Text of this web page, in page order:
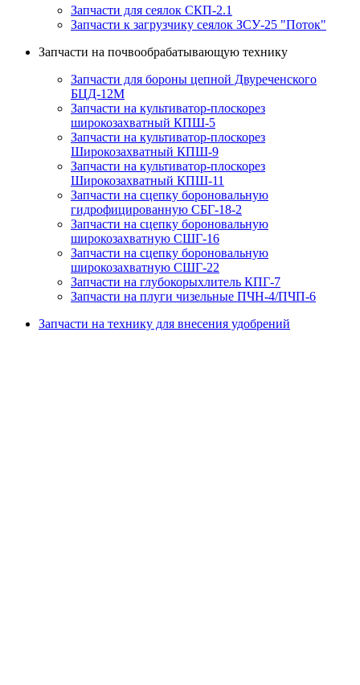
Запчасти для сеялок СКП-2.1
Запчасти к загрузчику сеялок ЗСУ-25 "Поток"
Запчасти на почвообрабатывающую технику
Запчасти для бороны цепной Двуреченского
БЦД-12М
Запчасти на культиватор-плоскорез
широкозахватный КПШ-5
Запчасти на культиватор-плоскорез
Широкозахватный КПШ-9
Запчасти на культиватор-плоскорез
Широкозахватный КПШ-11
Запчасти на сцепку бороновальную
гидрофицированную СБГ-18-2
Запчасти на сцепку бороновальную
широкозахватную СШГ-16
Запчасти на сцепку бороновальную
широкозахватную СШГ-22
Запчасти на глубокорыхлитель КПГ-7
Запчасти на плуги чизельные ПЧН-4/ПЧП-6
Запчасти на технику для внесения удобрений